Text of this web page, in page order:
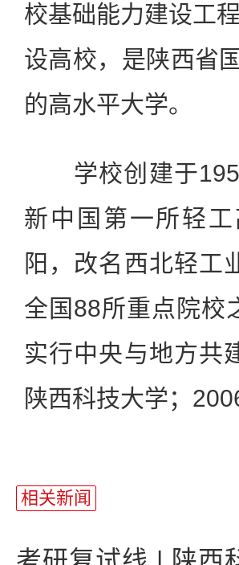
校基础能力建设工
设高校，是陕西省
的高水平大学。
学校创建于
新中国第一所轻
阳，改名西北轻工
全国88所重点院校
实行中央与地方共
陕西科技大学；
相关新闻